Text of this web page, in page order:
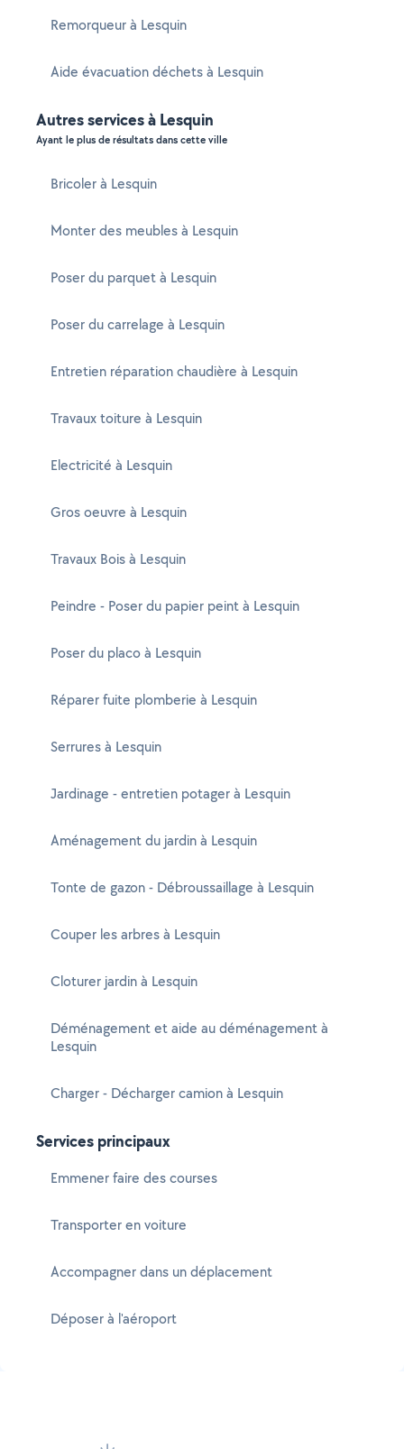
Remorqueur à Lesquin
Aide évacuation déchets à Lesquin
Autres services à Lesquin
Ayant le plus de résultats dans cette ville
Bricoler à Lesquin
Monter des meubles à Lesquin
Poser du parquet à Lesquin
Poser du carrelage à Lesquin
Entretien réparation chaudière à Lesquin
Travaux toiture à Lesquin
Electricité à Lesquin
Gros oeuvre à Lesquin
Travaux Bois à Lesquin
Peindre - Poser du papier peint à Lesquin
Poser du placo à Lesquin
Réparer fuite plomberie à Lesquin
Serrures à Lesquin
Jardinage - entretien potager à Lesquin
Aménagement du jardin à Lesquin
Tonte de gazon - Débroussaillage à Lesquin
Couper les arbres à Lesquin
Cloturer jardin à Lesquin
Déménagement et aide au déménagement à
Lesquin
Charger - Décharger camion à Lesquin
Services principaux
Emmener faire des courses
Transporter en voiture
Accompagner dans un déplacement
Déposer à l'aéroport